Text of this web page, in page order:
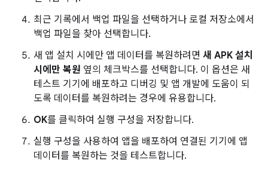
최근 기록에서 백업 파일을 선택하거나 로컬 저장소에서
백업 파일을 찾아 선택합니다.
새 앱 설치 시에만 앱 데이터를 복원하려면 새 APK 설치
시에만 복원 옆의 체크박스를 선택합니다. 이 옵션은 새
테스트 기기에 배포하고 디버깅 및 앱 개발에 도움이 되
도록 데이터를 복원하려는 경우에 유용합니다.
OK를 클릭하여 실행 구성을 저장합니다.
실행 구성을 사용하여 앱을 배포하여 연결된 기기에 앱
데이터를 복원하는 것을 테스트합니다.